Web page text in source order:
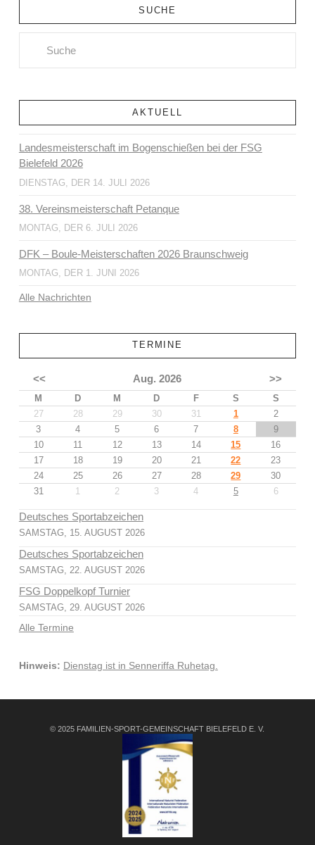
SUCHE
AKTUELL
Landesmeisterschaft im Bogenschießen bei der FSG
Bielefeld 2026
DIENSTAG, DER 14. JULI 2026
38. Vereinsmeisterschaft Petanque
MONTAG, DER 6. JULI 2026
DFK – Boule-Meisterschaften 2026 Braunschweig
MONTAG, DER 1. JUNI 2026
Alle Nachrichten
TERMINE
<< Aug. 2026 >>
M D M D F S
S
27
28 29 30 31 1
2
3
4 5 6 7 8
9
10
11 12 13 14 15
16
17
18 19 20 21 22
23
24
25 26 27 28 29
30
31
1 2 3 4 5 6
Deutsches Sportabzeichen
SAMSTAG, 15. AUGUST 2026
Deutsches Sportabzeichen
SAMSTAG, 22. AUGUST 2026
FSG Doppelkopf Turnier
SAMSTAG, 29. AUGUST 2026
Alle Termine
Hinweis: Dienstag ist in Senneriffa Ruhetag.
© 2025 FAMILIEN-SPORT-GEMEINSCHAFT BIELEFELD E. V.